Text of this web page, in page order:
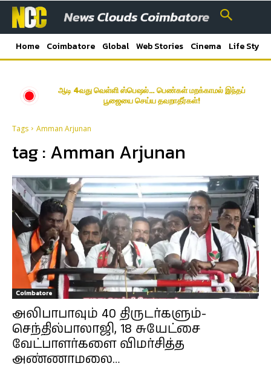
Home Coimbatore Global Web Stories Cinema Life Style
ஆடி 4வது வெள்ளி ஸ்பெஷல்… பெண்கள் மறக்காமல் இந்தப்
பூஜையை செய்ய தவறாதீர்கள்!
Tags Amman Arjunan
tag : Amman Arjunan
Coimbatore
அலிபாபாவும் 40 திருடர்களும்-
செந்தில்பாலாஜி, 18 சுயேட்சை
வேட்பாளர்களை விமர்சித்த
அண்ணாமலை…